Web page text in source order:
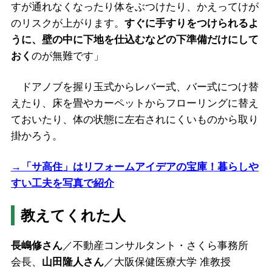
すが通れなくなったり体をぶつけたり、かえってけが
のリスクが上がります。 すぐに手すりをつけられるよ
うに、壁の中に下地を仕込むなどの下準備だけにして
おく のが無難です」
ドアノブを握り玉式からレバー式、バー式につけ替
えたり、床を畳やカーペットからフローリングに替え
ておいたり、体の状態に左右されにくいものから取り
掛かろう。
→「サ高住」はリフォームアイデアの宝庫！暮らしや
すい工夫を写真で紹介
教えてくれた人
長嶋修さん／不動産コンサルタント・さくら事務所
会長、 山田隆人さん／大阪保健医療大学 准教授